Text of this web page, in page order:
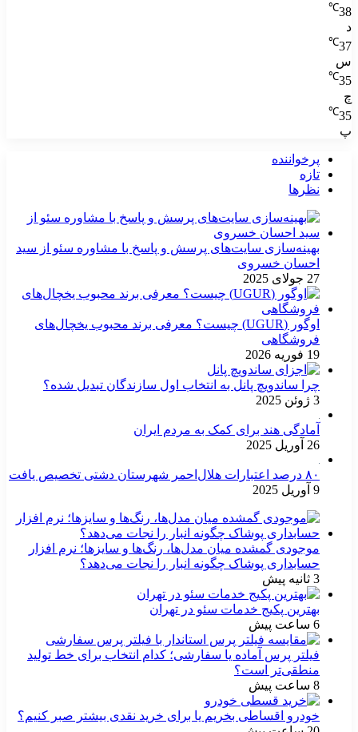
38
℃
د
37
℃
س
35
℃
چ
35
℃
پ
پرخواننده
تازه
نظرها
بهینه‌سازی سایت‌های پرسش و پاسخ با مشاوره سئو از سید
احسان خسروی
27 جولای 2025
اوگور (UGUR) چیست؟ معرفی برند محبوب یخچال‌های
فروشگاهی
19 فوریه 2026
چرا ساندویچ پانل به انتخاب اول سازندگان تبدیل شده؟
3 ژوئن 2025
آمادگی هند برای کمک به مردم ایران
26 آوریل 2025
۸۰ درصد اعتبارات هلال‌احمر شهرستان دشتی تخصیص یافت
9 آوریل 2025
موجودی گمشده میان مدل‌ها، رنگ‌ها و سایزها؛ نرم افزار
حسابداری پوشاک چگونه انبار را نجات می‌دهد؟
3 ثانیه پیش
بهترین پکیج خدمات سئو در تهران
6 ساعت پیش
فیلتر پرس آماده یا سفارشی؛ کدام انتخاب برای خط تولید
منطقی‌تر است؟
8 ساعت پیش
خودرو اقساطی بخریم یا برای خرید نقدی بیشتر صبر کنیم؟